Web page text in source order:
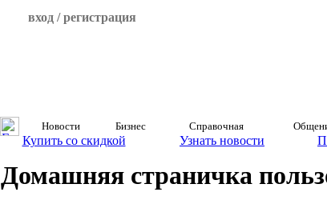
вход / регистрация
Новости Бизнес Справочная
Купить со скидкой Узнать новости
Домашняя страничка